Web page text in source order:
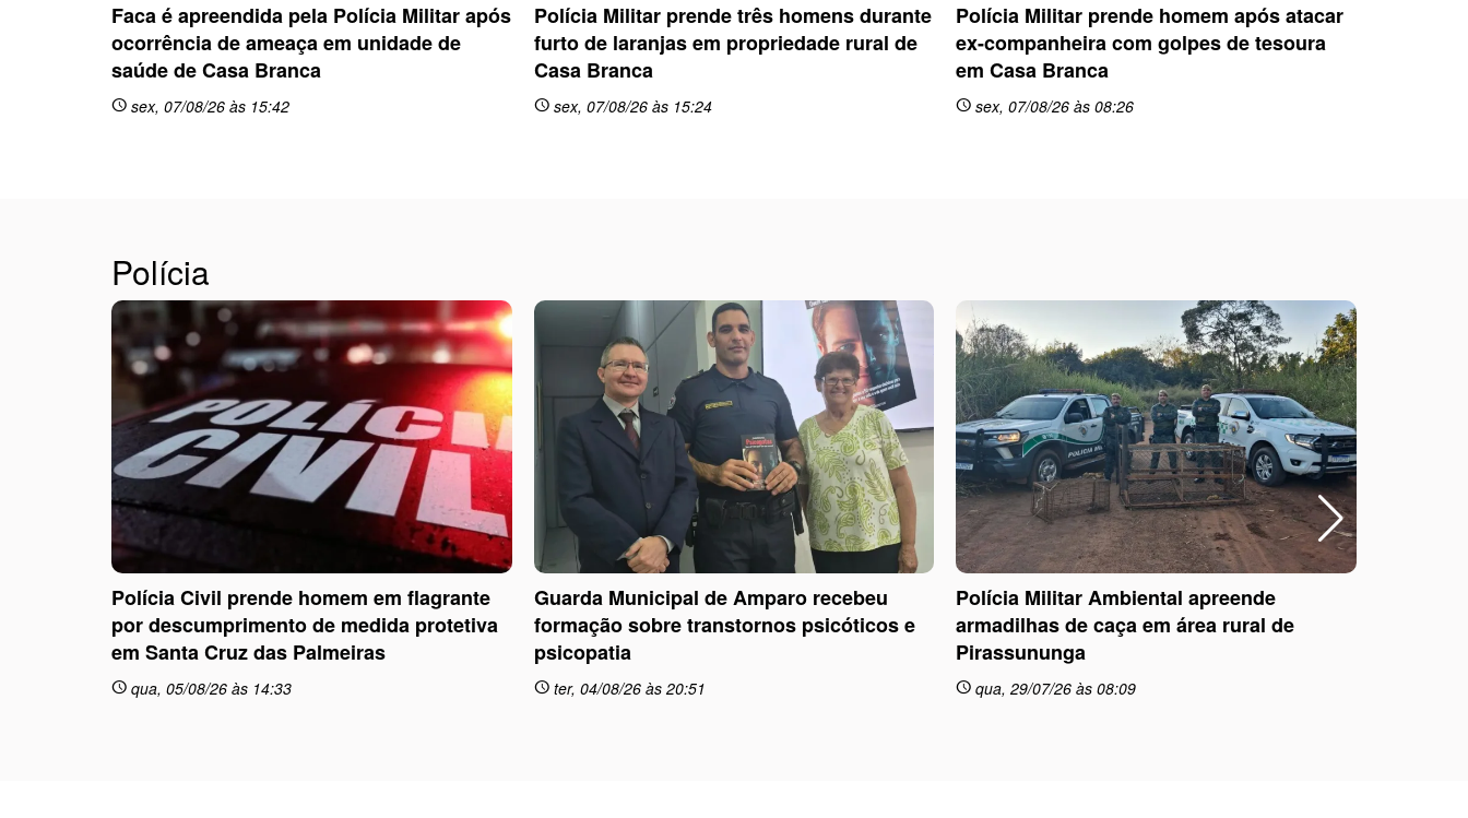
Faca é apreendida pela Polícia Militar após
ocorrência de ameaça em unidade de
saúde de Casa Branca
schedule sex, 07/08/26 às 15:42
Polícia Militar prende três homens durante
furto de laranjas em propriedade rural de
Casa Branca
schedulesex, 07/08/26 às 15:24
Polícia Militar prende homem após atacar
ex-companheira com golpes de tesoura
em Casa Branca
schedule sex, 07/08/26 às 08:26
Polícia
Polícia Civil prende homem em flagrante
por descumprimento de medida protetiva
em Santa Cruz das Palmeiras
schedule qua, 05/08/26 às 14:33
Guarda Municipal de Amparo recebeu
formação sobre transtornos psicóticos e
psicopatia
scheduleter, 04/08/26 às 20:51
Polícia Militar Ambiental apreende
armadilhas de caça em área rural de
Pirassununga
schedule qua, 29/07/26 às 08:09